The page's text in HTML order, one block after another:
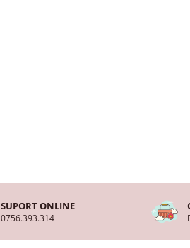
SUPORT ONLINE
0756.393.314